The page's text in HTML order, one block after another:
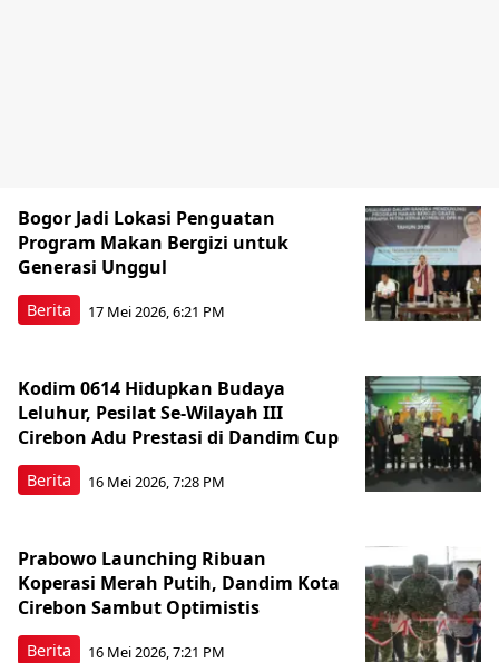
Berita
Bogor Jadi Lokasi Penguatan
Program Makan Bergizi untuk
Generasi Unggul
17 Mei 2026, 6:21 PM
Berita
Kodim 0614 Hidupkan Budaya
Leluhur, Pesilat Se-Wilayah III
Cirebon Adu Prestasi di Dandim Cup
16 Mei 2026, 7:28 PM
Berita
Prabowo Launching Ribuan
Koperasi Merah Putih, Dandim Kota
Cirebon Sambut Optimistis
16 Mei 2026, 7:21 PM